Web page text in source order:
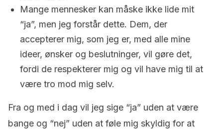
Mange mennesker kan måske ikke lide mit
“ja”, men jeg forstår dette. Dem, der
accepterer mig, som jeg er, med alle mine
ideer, ønsker og beslutninger, vil gøre det,
fordi de respekterer mig og vil have mig til at
være tro mod mig selv.
Fra og med i dag vil jeg sige “ja” uden at være
bange og “nej” uden at føle mig skyldig for at